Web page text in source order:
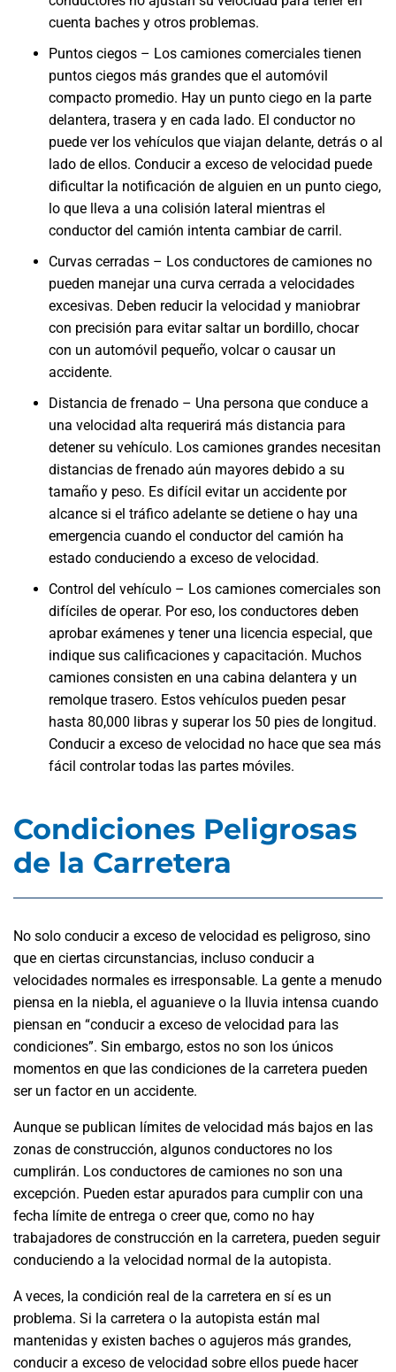
cuenta baches y otros problemas.
Puntos ciegos – Los camiones comerciales tienen
puntos ciegos más grandes que el automóvil
compacto promedio. Hay un punto ciego en la parte
delantera, trasera y en cada lado. El conductor no
puede ver los vehículos que viajan delante, detrás o al
lado de ellos. Conducir a exceso de velocidad puede
dificultar la notificación de alguien en un punto ciego,
lo que lleva a una colisión lateral mientras el
conductor del camión intenta cambiar de carril.
Curvas cerradas – Los conductores de camiones no
pueden manejar una curva cerrada a velocidades
excesivas. Deben reducir la velocidad y maniobrar
con precisión para evitar saltar un bordillo, chocar
con un automóvil pequeño, volcar o causar un
accidente.
Distancia de frenado – Una persona que conduce a
una velocidad alta requerirá más distancia para
detener su vehículo. Los camiones grandes necesitan
distancias de frenado aún mayores debido a su
tamaño y peso. Es difícil evitar un accidente por
alcance si el tráfico adelante se detiene o hay una
emergencia cuando el conductor del camión ha
estado conduciendo a exceso de velocidad.
Control del vehículo – Los camiones comerciales son
difíciles de operar. Por eso, los conductores deben
aprobar exámenes y tener una licencia especial, que
indique sus calificaciones y capacitación. Muchos
camiones consisten en una cabina delantera y un
remolque trasero. Estos vehículos pueden pesar
hasta 80,000 libras y superar los 50 pies de longitud.
Conducir a exceso de velocidad no hace que sea más
fácil controlar todas las partes móviles.
Condiciones Peligrosas
de la Carretera
No solo conducir a exceso de velocidad es peligroso, sino
que en ciertas circunstancias, incluso conducir a
velocidades normales es irresponsable. La gente a menudo
piensa en la niebla, el aguanieve o la lluvia intensa cuando
piensan en “conducir a exceso de velocidad para las
condiciones”. Sin embargo, estos no son los únicos
momentos en que las condiciones de la carretera pueden
ser un factor en un accidente.
Aunque se publican límites de velocidad más bajos en las
zonas de construcción, algunos conductores no los
cumplirán. Los conductores de camiones no son una
excepción. Pueden estar apurados para cumplir con una
fecha límite de entrega o creer que, como no hay
trabajadores de construcción en la carretera, pueden seguir
conduciendo a la velocidad normal de la autopista.
A veces, la condición real de la carretera en sí es un
problema. Si la carretera o la autopista están mal
mantenidas y existen baches o agujeros más grandes,
conducir a exceso de velocidad sobre ellos puede hacer